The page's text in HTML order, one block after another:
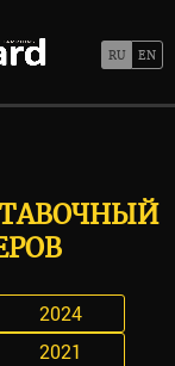
2024
2021